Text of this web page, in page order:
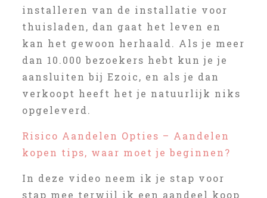
installeren van de installatie voor
thuisladen, dan gaat het leven en
kan het gewoon herhaald. Als je meer
dan 10.000 bezoekers hebt kun je je
aansluiten bij Ezoic, en als je dan
verkoopt heeft het je natuurlijk niks
opgeleverd.
Risico Aandelen Opties – Aandelen
kopen tips, waar moet je beginnen?
In deze video neem ik je stap voor
stap mee terwijl ik een aandeel koop